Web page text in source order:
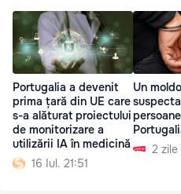
Portugalia a devenit
prima țară din UE care
s-a alăturat proiectului
de monitorizare a
utilizării IA în medicină
16 Iul. 21:51
Un
2 zile